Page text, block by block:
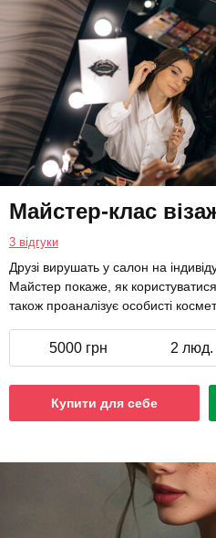
Майстер-клас
3 відгуки
Друзі вирушать у салон на
Майстер покаже, як
також проаналізує особисті
5000 грн 2 люд.
Купити для себе